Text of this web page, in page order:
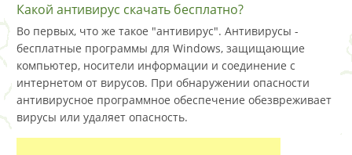
Какой антивирус скачать бесплатно?
Во первых, что же такое "антивирус". Антивирусы -
бесплатные программы для Windows, защищающие
компьютер, носители информации и соединение с
интернетом от вирусов. При обнаружении опасности
антивирусное программное обеспечение обезвреживает
вирусы или удаляет опасность.